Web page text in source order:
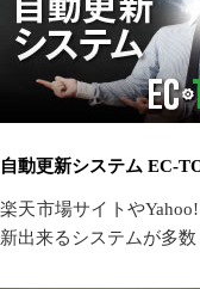
自動更新システム EC-
楽天市場サイトや
新出来るシステムが多数